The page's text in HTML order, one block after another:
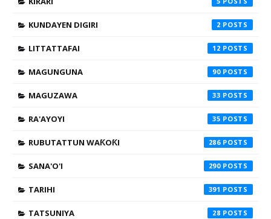
KUNDAYEN DIGIRI 2
LITTATTAFAI 12
MAGUNGUNA 90
MAGUZAWA 33
RA'AYOYI 35
RUBUTATTUN WAƘOƘI 286
SANA'O'I 290
TARIHI 391
TATSUNIYA 28